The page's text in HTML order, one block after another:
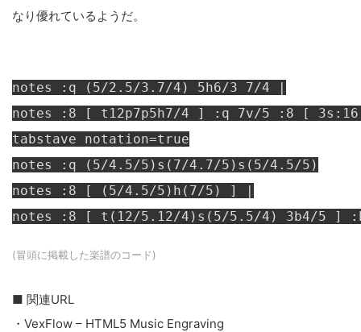
なり優れているようだ。
notes :q (5/2.5/3.7/4) 5h6/3 7/4 |
notes :8 [ t12p7p5h7/4 ] :q 7v/5 :8 [
tabstave notation=true
notes :q (5/4.5/5)s(7/4.7/5)s(5/4.5/5)
notes :8 [ (5/4.5/5)h(7/5) ] |
(冒頭に掲載した楽譜のコード)
■ 関連URL
・VexFlow – HTML5 Music Engraving